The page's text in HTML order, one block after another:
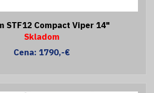
STF12 Compact Viper 14"
Skladom
Cena: 1790,-€